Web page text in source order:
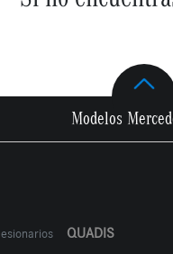
Modelos
QUADIS